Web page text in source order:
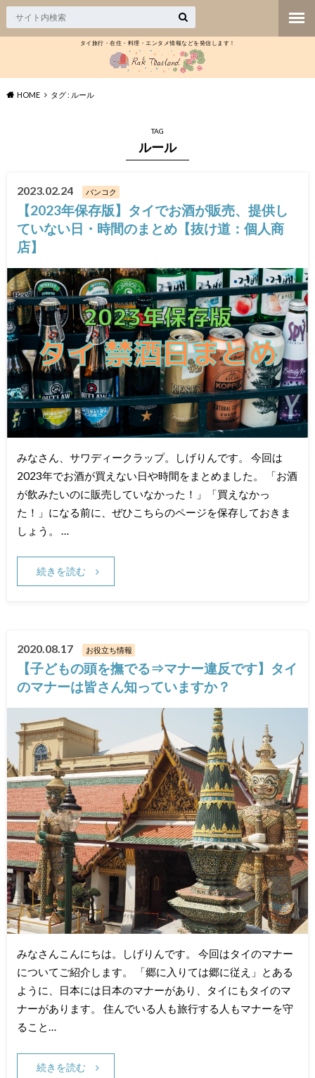
タイ旅行・在住・料理・エンタメ情報などを発信します！
HOME タグ : ルール
TAG
ルール
2023.02.24 バンコク
【2023年保存版】タイでお酒が販売、提供し
ていない日・時間のまとめ【抜け道：個人商
店】
みなさん、サワディークラップ。しげりんです。 今回は
2023年でお酒が買えない日や時間をまとめました。 「お酒
が飲みたいのに販売していなかった！」「買えなかっ
た！」になる前に、ぜひこちらのページを保存しておきま
しょう。 …
続きを読む
2020.08.17 お役立ち情報
【子どもの頭を撫でる⇒マナー違反です】タイ
のマナーは皆さん知っていますか？
みなさんこんにちは。しげりんです。 今回はタイのマナー
についてご紹介します。 「郷に入りては郷に従え」とある
ように、日本には日本のマナーがあり、タイにもタイのマ
ナーがあります。 住んでいる人も旅行する人もマナーを守
ること…
続きを読む